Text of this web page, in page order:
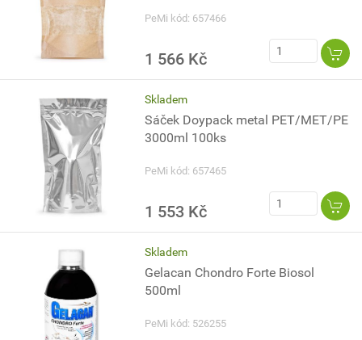
PeMi kód: 657466
1 566 Kč
Skladem
Sáček Doypack metal PET/MET/PE
3000ml 100ks
PeMi kód: 657465
1 553 Kč
Skladem
Gelacan Chondro Forte Biosol
500ml
PeMi kód: 526255